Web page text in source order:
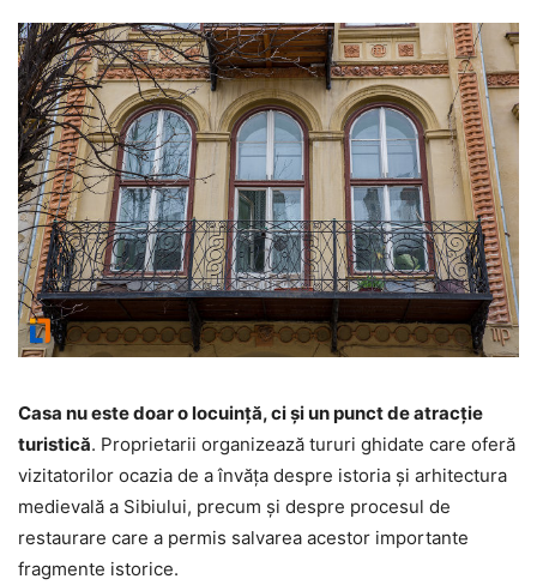
Casa nu este doar o locuință, ci și un punct de atracție
turistică. Proprietarii organizează tururi ghidate care oferă
vizitatorilor ocazia de a învăța despre istoria și arhitectura
medievală a Sibiului, precum și despre procesul de
restaurare care a permis salvarea acestor importante
fragmente istorice.